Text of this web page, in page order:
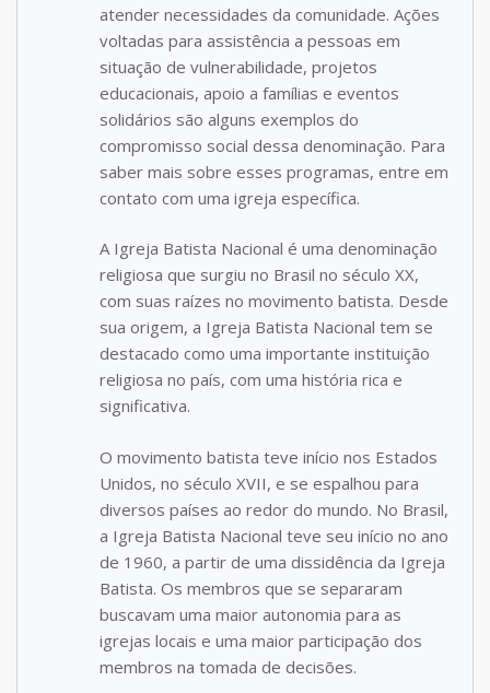
atender necessidades da comunidade. Ações
voltadas para assistência a pessoas em
situação de vulnerabilidade, projetos
educacionais, apoio a famílias e eventos
solidários são alguns exemplos do
compromisso social dessa denominação. Para
saber mais sobre esses programas, entre em
contato com uma igreja específica.
A Igreja Batista Nacional é uma denominação
religiosa que surgiu no Brasil no século XX,
com suas raízes no movimento batista. Desde
sua origem, a Igreja Batista Nacional tem se
destacado como uma importante instituição
religiosa no país, com uma história rica e
significativa.
O movimento batista teve início nos Estados
Unidos, no século XVII, e se espalhou para
diversos países ao redor do mundo. No Brasil,
a Igreja Batista Nacional teve seu início no ano
de 1960, a partir de uma dissidência da Igreja
Batista. Os membros que se separaram
buscavam uma maior autonomia para as
igrejas locais e uma maior participação dos
membros na tomada de decisões.